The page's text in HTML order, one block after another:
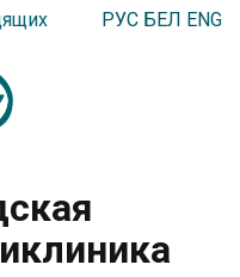
РУС БЕЛ ENG